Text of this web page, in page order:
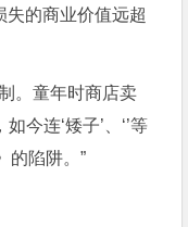
失的商业价值远超
。童年时商店卖
今连‘矮子’、‘’等
陷阱。”